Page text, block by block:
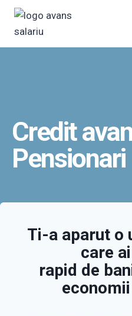
Skip
Credit
Pensionari
Ti-a aparut o
care
rapid de